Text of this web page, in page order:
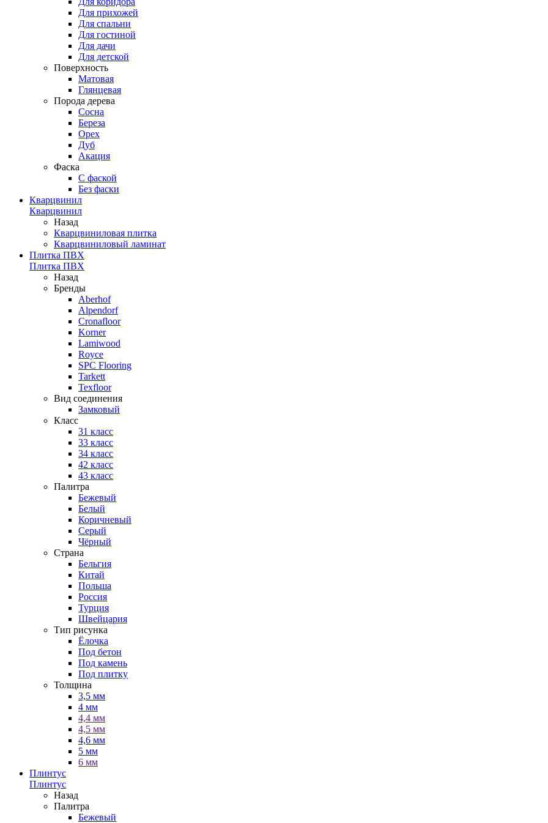
Для прихожей
Для спальни
Для гостиной
Для дачи
Для детской
Поверхность
Матовая
Глянцевая
Порода дерева
Сосна
Береза
Орех
Дуб
Акация
Фаска
С фаской
Без фаски
Кварцвинил
Кварцвинил
Назад
Кварцвиниловая плитка
Кварцвиниловый ламинат
Плитка ПВХ
Плитка ПВХ
Назад
Бренды
Aberhof
Alpendorf
Cronafloor
Korner
Lamiwood
Royce
SPC Flooring
Tarkett
Texfloor
Вид соединения
Замковый
Класс
31 класс
33 класс
34 класс
42 класс
43 класс
Палитра
Бежевый
Белый
Коричневый
Серый
Чёрный
Страна
Бельгия
Китай
Польша
Россия
Турция
Швейцария
Тип рисунка
Ёлочка
Под бетон
Под камень
Под плитку
Толщина
3,5 мм
4 мм
4,4 мм
4,5 мм
4,6 мм
5 мм
6 мм
Плинтус
Плинтус
Назад
Палитра
Бежевый